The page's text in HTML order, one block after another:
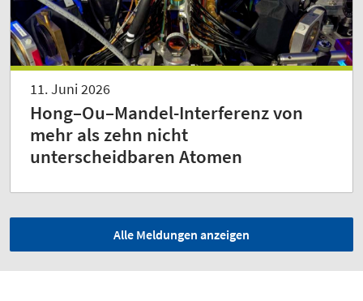
11. Juni 2026
Hong–Ou–Mandel-Interferenz von
mehr als zehn nicht
unterscheidbaren Atomen
Alle Meldungen anzeigen